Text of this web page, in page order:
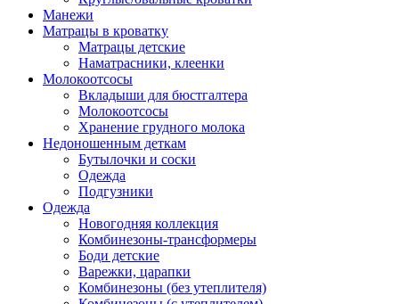
Манежи
Матрацы в кроватку
Матрацы детские
Наматрасники, клеенки
Молокоотсосы
Вкладыши для бюстгалтера
Молокоотсосы
Хранение грудного молока
Недоношенным деткам
Бутылочки и соски
Одежда
Подгузники
Одежда
Новогодняя коллекция
Комбинезоны-трансформеры
Боди детские
Варежки, царапки
Комбинезоны (без утеплителя)